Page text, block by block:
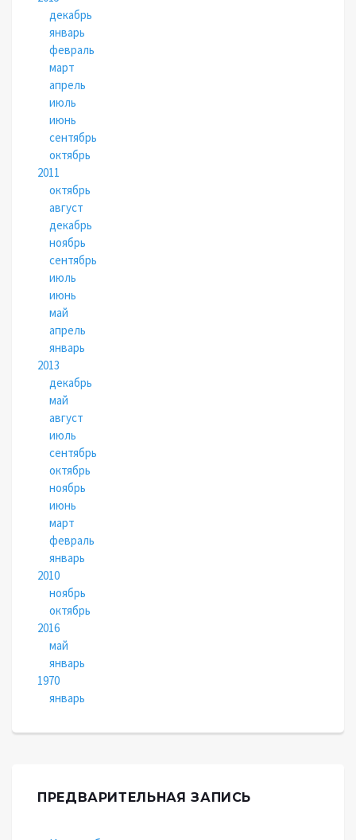
декабрь
январь
февраль
март
апрель
июль
июнь
сентябрь
октябрь
2011
октябрь
август
декабрь
ноябрь
сентябрь
июль
июнь
май
апрель
январь
2013
декабрь
май
август
июль
сентябрь
октябрь
ноябрь
июнь
март
февраль
январь
2010
ноябрь
октябрь
2016
май
январь
1970
январь
ПРЕДВАРИТЕЛЬНАЯ ЗАПИСЬ